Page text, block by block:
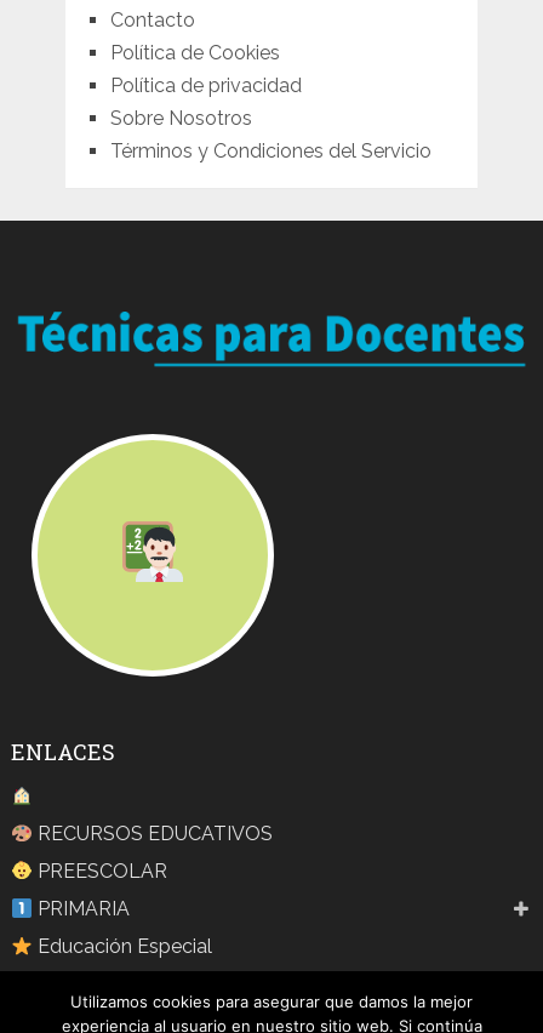
Contacto
Política de Cookies
Política de privacidad
Sobre Nosotros
Términos y Condiciones del Servicio
ENLACES
RECURSOS EDUCATIVOS
PREESCOLAR
PRIMARIA
Educación Especial
Utilizamos cookies para asegurar que damos la mejor
experiencia al usuario en nuestro sitio web. Si continúa